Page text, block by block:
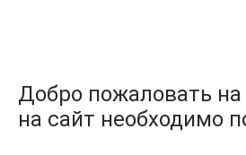
Добро пожаловать на
на сайт необходимо